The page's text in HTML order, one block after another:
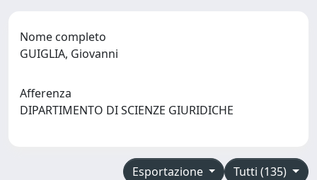
Nome completo
GUIGLIA, Giovanni
Afferenza
DIPARTIMENTO DI SCIENZE GIURIDICHE
Tutti (135)
Esportazione